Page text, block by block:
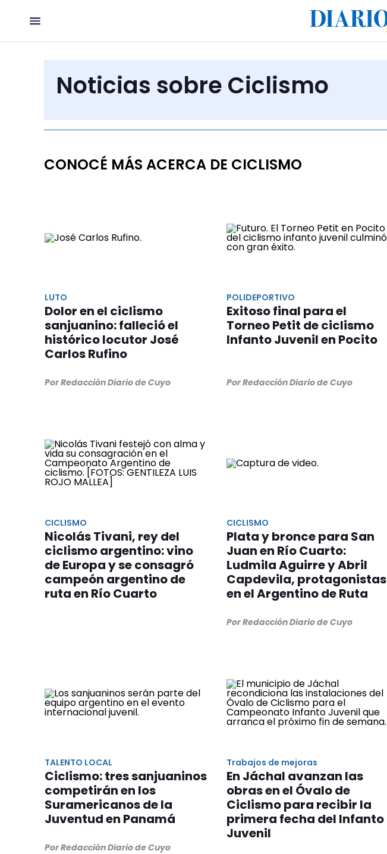
Noticias sobre Ciclismo
CONOCÉ MÁS ACERCA DE CICLISMO
LUTO
Dolor en el ciclismo
sanjuanino: falleció el
histórico locutor José
Carlos Rufino
Por Redacción Diario de Cuyo
POLIDEPORTIVO
Exitoso final para el
Torneo Petit de ciclismo
Infanto Juvenil en Pocito
Por Redacción Diario de Cuyo
CICLISMO
Nicolás Tivani, rey del
ciclismo argentino: vino
de Europa y se consagró
campeón argentino de
ruta en Río Cuarto
CICLISMO
Plata y bronce para San
Juan en Río Cuarto:
Ludmila Aguirre y Abril
Capdevila, protagonistas
en el Argentino de Ruta
Por Redacción Diario de Cuyo
TALENTO LOCAL
Ciclismo: tres sanjuaninos
competirán en los
Suramericanos de la
Juventud en Panamá
Por Redacción Diario de Cuyo
Trabajos de mejoras
En Jáchal avanzan las
obras en el Óvalo de
Ciclismo para recibir la
primera fecha del Infanto
Juvenil